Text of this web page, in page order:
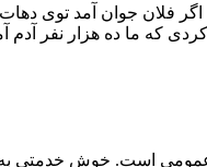
فلان جوان آمد توی
است. خوش خدمتی به